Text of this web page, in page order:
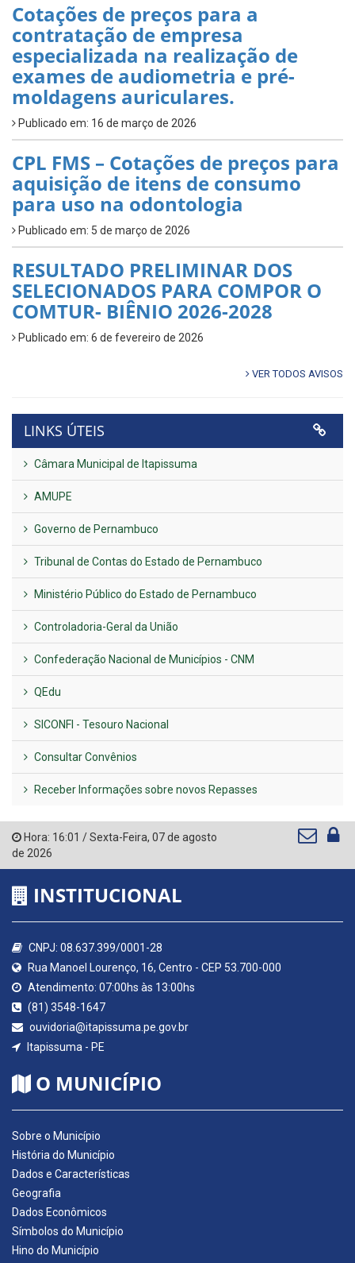
Cotações de preços para a
contratação de empresa
especializada na realização de
exames de audiometria e pré-
moldagens auriculares.
Publicado em: 16 de março de 2026
CPL FMS – Cotações de preços para
aquisição de itens de consumo
para uso na odontologia
Publicado em: 5 de março de 2026
RESULTADO PRELIMINAR DOS
SELECIONADOS PARA COMPOR O
COMTUR- BIÊNIO 2026-2028
Publicado em: 6 de fevereiro de 2026
VER TODOS AVISOS
LINKS ÚTEIS
Câmara Municipal de Itapissuma
AMUPE
Governo de Pernambuco
Tribunal de Contas do Estado de Pernambuco
Ministério Público do Estado de Pernambuco
Controladoria-Geral da União
Confederação Nacional de Municípios - CNM
QEdu
SICONFI - Tesouro Nacional
Consultar Convênios
Receber Informações sobre novos Repasses
Hora: 16:01 /Sexta-Feira, 07 de agosto
de 2026
INSTITUCIONAL
CNPJ: 08.637.399/0001-28
Rua Manoel Lourenço, 16, Centro - CEP 53.700-000
Atendimento: 07:00hs às 13:00hs
(81) 3548-1647
ouvidoria@itapissuma.pe.gov.br
Itapissuma - PE
O MUNICÍPIO
Sobre o Município
História do Município
Dados e Características
Geografia
Dados Econômicos
Símbolos do Município
Hino do Município